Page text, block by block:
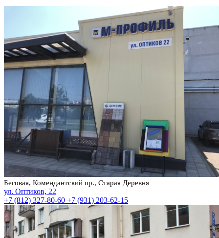
Беговая, Комендантский пр., Старая Деревня
ул. Оптиков, 22
+7 (812) 327-80-60 +7 (931) 203-62-15